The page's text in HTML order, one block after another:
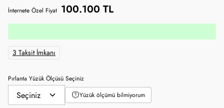
İnternete Özel Fiyat 100.100 TL
3 Taksit İmkanı
Pırlanta Yüzük Ölçüsü Seçiniz
Yüzük ölçümü bilmiyorum